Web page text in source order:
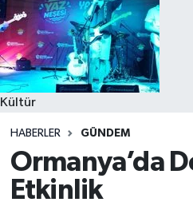
Kültür
HABERLER GÜNDEM
Ormanya’da
Etkinlik